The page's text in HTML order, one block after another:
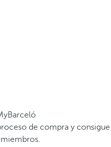
de compra y consigue